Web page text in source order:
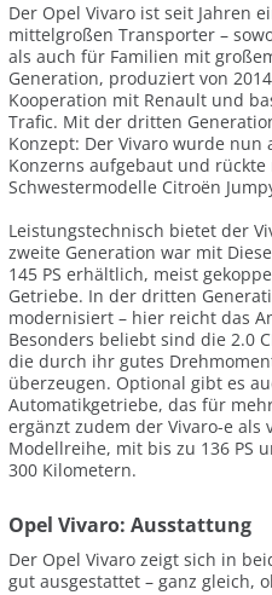
Der Opel Vivaro ist seit Jahren
mittelgroßen Transporter –
als auch für Familien mit
Generation, produziert von
Kooperation mit Renault und
Trafic. Mit der dritten
Konzept: Der Vivaro wurde nun
Konzerns aufgebaut und
Schwestermodelle Citroën
Leistungstechnisch bietet der
zweite Generation war mit
145 PS erhältlich, meist
Getriebe. In der dritten
modernisiert – hier reicht das
Besonders beliebt sind die 2.0
die durch ihr gutes
überzeugen. Optional gibt es
Automatikgetriebe, das für
ergänzt zudem der Vivaro-e als
Modellreihe, mit bis zu 136 PS
300 Kilometern.
Opel Vivaro: Ausstattung
Der Opel Vivaro zeigt sich in
gut ausgestattet – ganz gleich,